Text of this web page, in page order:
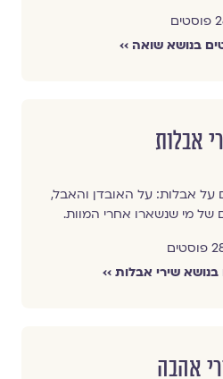
בנושא שואה ››
אבלות
על אבלות: על האובדן והאבל,
של מי שנשארו אחרי המוות.
שירי אבלות ››
אהבה